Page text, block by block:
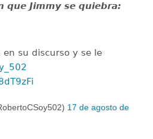
que Jimmy se quiebra:
en su discurso y se le
17 de agosto de